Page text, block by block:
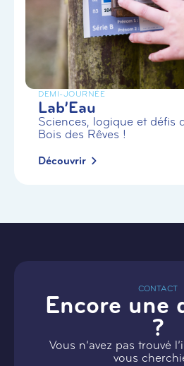
DEMI-JOURNÉE
Lab’Eau
Sciences, logique et défis
Bois des Rêves !
Découvrir
CONTACT
Encore une
?
Vous n’avez pas trouvé
vous